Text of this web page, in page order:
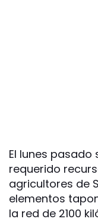
El lunes
requerido
agricultores de
elementos
la red de 2100